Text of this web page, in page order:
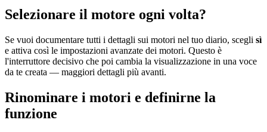
Selezionare il motore ogni volta?
Se vuoi documentare tutti i dettagli sui motori nel tuo diario, scegli sì
e attiva così le impostazioni avanzate dei motori. Questo è
l'interruttore decisivo che poi cambia la visualizzazione in una voce
da te creata — maggiori dettagli più avanti.
Rinominare i motori e definirne la
funzione